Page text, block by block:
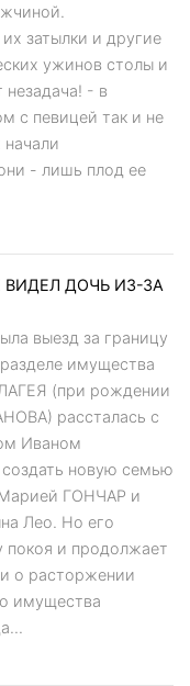
затылки и другие
ужинов столы и
незадача! - в
с певицей так и не
- лишь плод ее
ДОЧЬ ИЗ-ЗА
выезд за границу
имущества
(при рождении
рассталась с
Иваном
новую семью
ГОНЧАР и
Лео. Но его
покоя и продолжает
о расторжении
имущества